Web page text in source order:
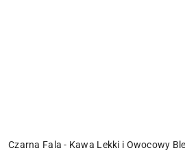
Czarna Fala - Kawa Lekki i Owocowy